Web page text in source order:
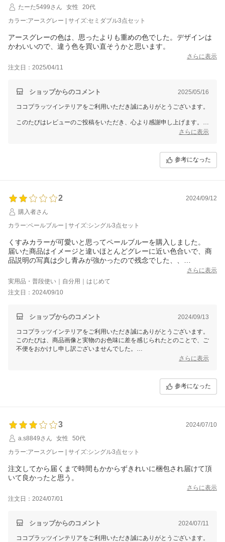
このたびはうれしいレビューをご投稿いただきありがとうございまし
た。
たーた5499さん 女性
20代
カラー:アースグレー | サイズ:セミダブル3点セット
アースグレーの色は、思ったよりも重めの色でした。デザインは
かわいいので、違う色を買い直そうかと思います。
さらに表示
注文日：2025/04/11
ショップからのコメント 2025/05/16
ココプラッツインテリアをご利用いただき誠にありがとうございます。
このたびはレビューのご投稿をいただき、心より感謝申し上げます。
アースグレーの色味がイメージと異なるとのこと、貴重なご意見をお寄
もし別のお色をご検討いただける際は、商品ページにて詳細な画像をご
このたびはご投稿いただきありがとうございました。
またのご利用を心よりお待ちしております。
さらに表示
参考になった
2
2024/09/12
購入者さん
カラー:ペールブルー | サイズ:シングル3点セット
くすみカラーが可愛いと思ってペールブルーを購入しました。
届いた商品はイメージと違いほとんどグレーに近い色合いで、商
品説明の写真は少し青みが強かったので残念でした、、
ただデザインが可愛く、届くのが早かったのでよかったです。
さらに表示
実用品・普段使い｜自分用｜はじめて
注文日：2024/09/10
ショップからのコメント 2024/09/13
ココプラッツインテリアをご利用いただき誠にありがとうございます。
このたびは、商品画像と実物のお色味に差を感じられたとのことで、ご
不便をおかけし申し訳ございませんでした。
商品画像はできる限り実物のお色味に近づけるよう努めておりますが、
商品がお手元に届いた際、より多くのお客様にご満足いただけるような
さらに表示
参考になった
3
2024/07/10
a.s8849さん
女性
50代
カラー:アースグレー | サイズ:シングル3点セット
注文してから届くまで時間もかからずきれいに梱包され届けて頂
いて良かったと思う。
さらに表示
注文日：2024/07/01
ショップからのコメント 2024/07/11
ココプラッツインテリアをご利用いただき誠にありがとうございます。